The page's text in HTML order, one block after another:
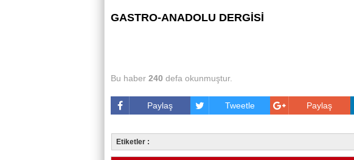
GASTRO-ANADOLU DERGİSİ
Bu haber 240 defa okunmuştur.
Paylaş Tweetle Paylaş
Etiketler :